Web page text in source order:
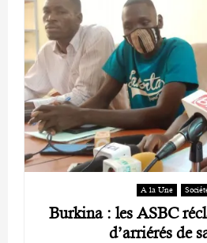
A la Une
Burkina : les ASBC
d’arriérés de